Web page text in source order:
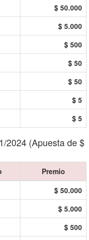
$ 50.000
$ 5.000
$ 500
$ 50
$ 50
$ 5
$ 5
2024 (Apuesta de $
Premio
$ 50.000
$ 5.000
$ 500